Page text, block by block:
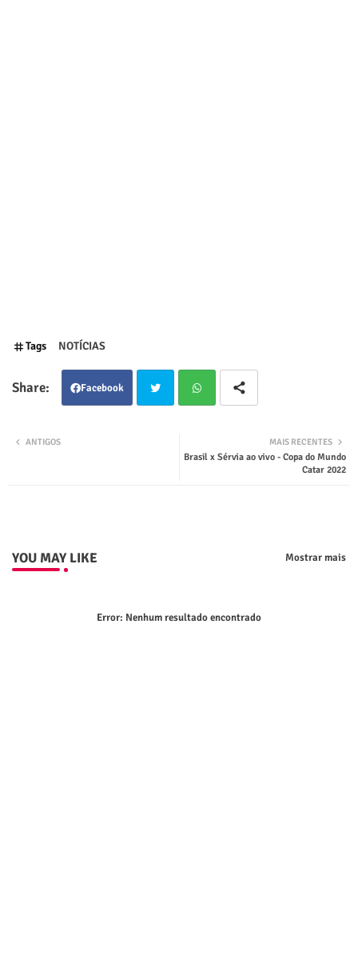
Tags NOTÍCIAS
Facebook
tsap
MAIS RECENTES
Brasil x Sérvia ao vivo - Copa do Mundo
Catar 2022
ANTIGOS
YOU MAY LIKE Mostrar mais
Error: Nenhum resultado encontrado